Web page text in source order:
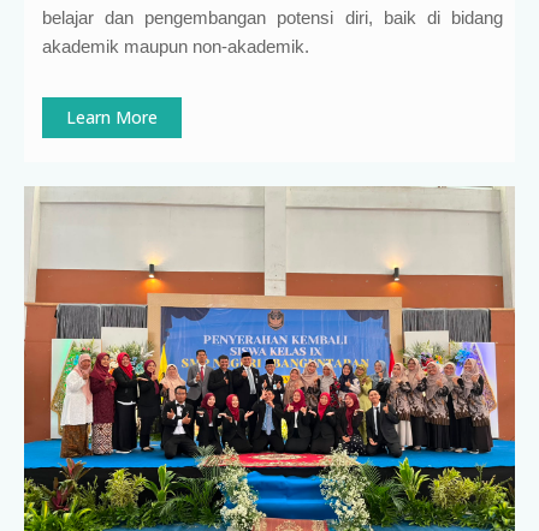
belajar dan pengembangan potensi diri, baik di bidang
akademik maupun non-akademik.
Learn More